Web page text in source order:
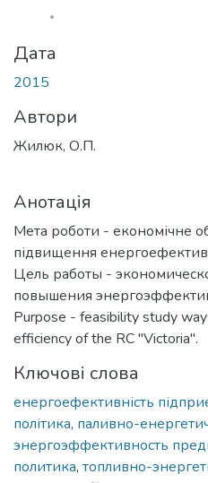
Дата
2015
Автори
Жилюк, О.П.
Анотація
Мета роботи - економічне
підвищення
Цель работы -
повышения
Purpose - feasibility study
efficiency of the RC "Victoria".
Ключові слова
енергоефективність
політика, паливно-
энергоэффективность
политика, топливно-